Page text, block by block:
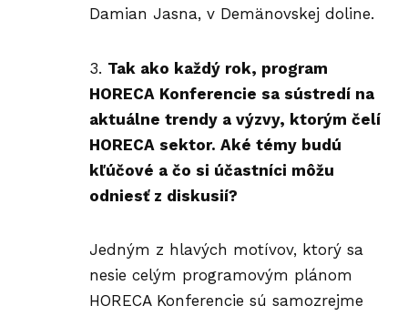
Damian Jasna, v Demänovskej doline.
Tak ako každý rok, program
HORECA Konferencie sa sústredí na
aktuálne trendy a výzvy, ktorým čelí
HORECA sektor. Aké témy budú
kľúčové a čo si účastníci môžu
odniesť z diskusií?
Jedným z hlavých motívov, ktorý sa
nesie celým programovým plánom
HORECA Konferencie sú samozrejme